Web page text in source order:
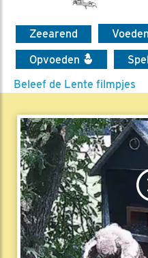
Zeearend
Opvoeden
Beleef de Lente filmpjes